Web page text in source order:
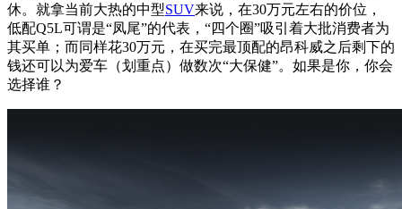
休。就拿当前大热的中型SUV来说，在30万元左右的价位，
低配Q5L可谓是“凤尾”的代表，“四个圈”吸引着大批消费者为
其买单；而同样花30万元，在买完最顶配的昂科威之后剩下的
钱还可以为爱车（划重点）做数次“大保健”。如果是你，你会
选择谁？